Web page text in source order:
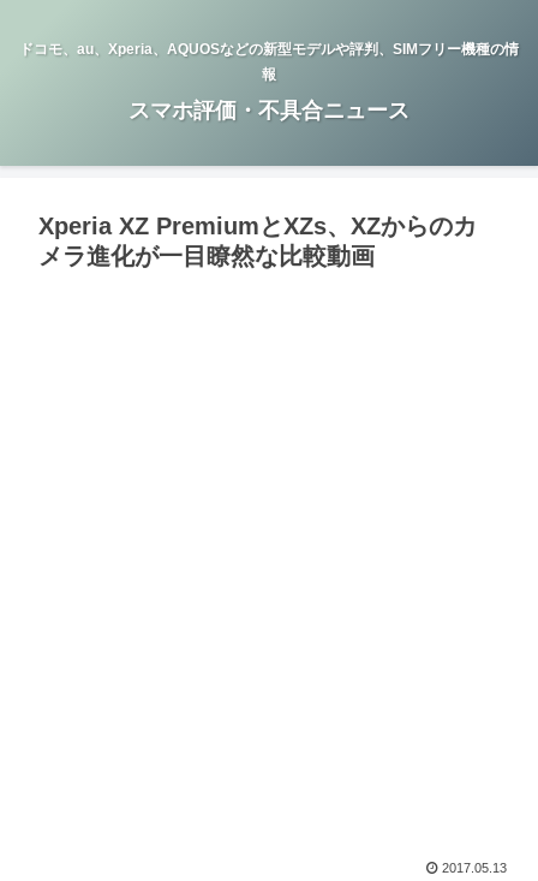
ドコモ、au、Xperia、AQUOSなどの新型モデルや評判、SIMフリー機種の情
報
スマホ評価・不具合ニュース
Xperia XZ PremiumとXZs、XZからのカ
メラ進化が一目瞭然な比較動画
2017.05.13